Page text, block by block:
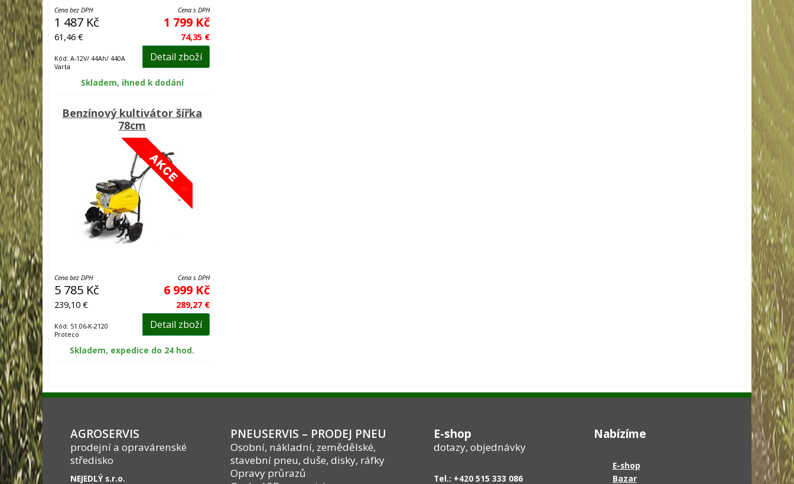
Cena bez DPH
1 487 Kč
61,46 €
Cena s DPH
1 799 Kč
74,35 €
Kód: A-12V/ 44Ah/ 440A
Varta
Detail zboží
Skladem, ihned k dodání
Benzínový kultivátor šířka
78cm
Cena bez DPH
5 785 Kč
239,10 €
Cena s DPH
6 999 Kč
289,27 €
Kód: 51.06-K-2120
Proteco
Detail zboží
Skladem, expedice do 24 hod.
AGROSERVIS
prodejní a opravárenské
středisko
NEJEDLÝ s.r.o.
PNEUSERVIS – PRODEJ PNEU
Osobní, nákladní, zemědělské,
stavební pneu, duše, disky, ráfky
Opravy průrazů
E-shop
dotazy, objednávky
Tel.: +420 515 333 086
Nabízíme
E-shop
Bazar